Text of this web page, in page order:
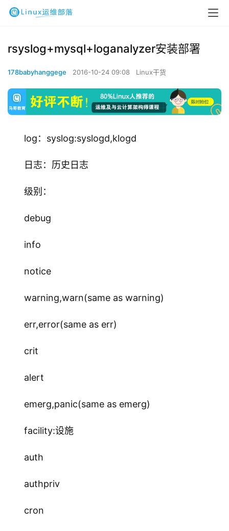
rsyslog+mysql+loganalyzer安装部署
178babyhanggege 2016-10-24 09:08 Linux干货
log：syslog:syslogd,klogd
日志：历史日志
级别：
debug
info
notice
warning,warn(same as warning)
err,error(same as err)
crit
alert
emerg,panic(same as emerg)
facility:设施
auth
authpriv
cron